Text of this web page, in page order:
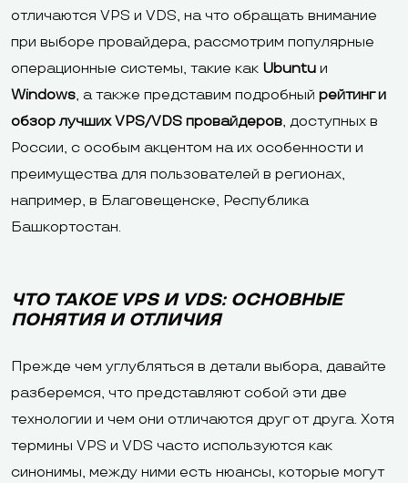
отличаются VPS и VDS, на что обращать внимание
при выборе провайдера, рассмотрим популярные
операционные системы, такие как Ubuntu и
Windows, а также представим подробный рейтинг и
обзор лучших VPS/VDS провайдеров, доступных в
России, с особым акцентом на их особенности и
преимущества для пользователей в регионах,
например, в Благовещенске, Республика
Башкортостан.
ЧТО ТАКОЕ VPS И VDS: ОСНОВНЫЕ
ПОНЯТИЯ И ОТЛИЧИЯ
Прежде чем углубляться в детали выбора, давайте
разберемся, что представляют собой эти две
технологии и чем они отличаются друг от друга. Хотя
термины VPS и VDS часто используются как
синонимы, между ними есть нюансы, которые могут